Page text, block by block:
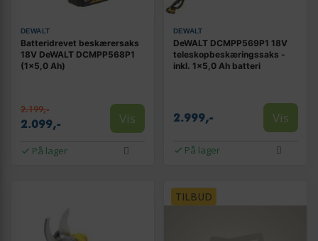
DEWALT
Batteridrevet beskærersaks
18V DeWALT DCMPP568P1
(1×5,0 Ah)
2.199,-
2.099,- Vis
På lager
DEWALT
DeWALT DCMPP569P1 18V
teleskopbeskæringssaks -
inkl. 1×5,0 Ah batteri
2.999,- Vis
På lager
TILBUD